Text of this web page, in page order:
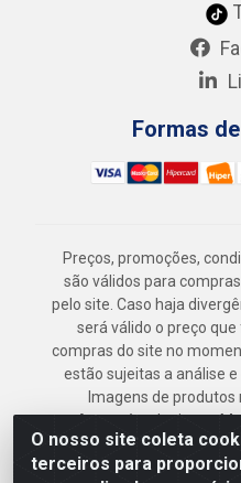
O nosso site coleta
terceiros para
Formas
Preços, promoções,
são válidos para
pelo site. Caso haja
será válido o preço
compras do site no
estão sujeitas a análise
Imagens de
Armazém Jenipapo
Geral LTDA - Rua das
Recife/PE -